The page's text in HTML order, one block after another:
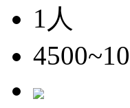
1人